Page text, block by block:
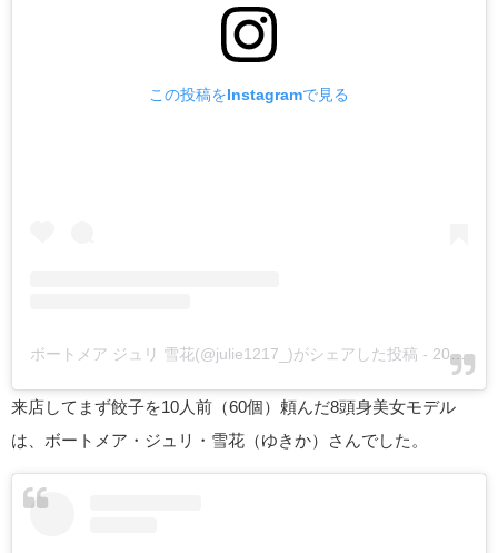
この投稿をInstagramで見る
ボートメア ジュリ 雪花(@julie1217_)がシェアした投稿 - 2020年 1月月8日午前4時15分PST
来店してまず餃子を10人前（60個）頼んだ8頭身美女モデル
は、ボートメア・ジュリ・雪花（ゆきか）さんでした。